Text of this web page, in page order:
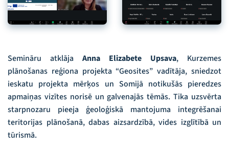
Semināru atklāja Anna Elizabete Upsava, Kurzemes
plānošanas reģiona projekta “Geosites” vadītāja, sniedzot
ieskatu projekta mērķos un Somijā notikušās pieredzes
apmaiņas vizītes norisē un galvenajās tēmās. Tika uzsvērta
starpnozaru pieeja ģeoloģiskā mantojuma integrēšanai
teritorijas plānošanā, dabas aizsardzībā, vides izglītībā un
tūrismā.